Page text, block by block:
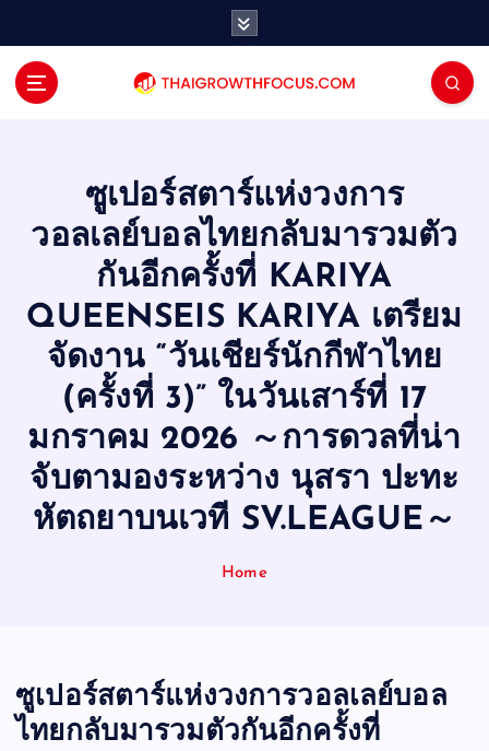
ซูเปอร์สตาร์แห่งวงการ
วอลเลย์บอลไทยกลับมารวมตัว
กันอีกครั้งที่ KARIYA
QUEENSEIS KARIYA เตรียม
จัดงาน “วันเชียร์นักกีฬาไทย
(ครั้งที่ 3)” ในวันเสาร์ที่ 17
มกราคม 2026 ～การดวลที่น่า
จับตามองระหว่าง นุสรา ปะทะ
หัตถยาบนเวที SV.LEAGUE～
Home
ซูเปอร์สตาร์แห่งวงการวอลเลย์บอล
ไทยกลับมารวมตัวกันอีกครั้งที่